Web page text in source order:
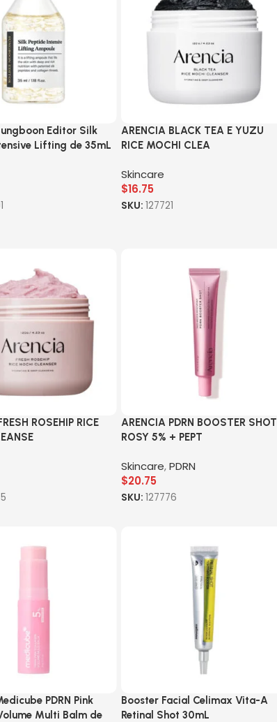
Editor Silk
Lifting de 35mL
ARENCIA BLACK TEA E YUZU
RICE MOCHI CLEA
Skincare
$16.75
SKU: 127721
ROSEHIP RICE
ARENCIA PDRN BOOSTER SHOT
ROSY 5% + PEPT
Skincare, PDRN
$20.75
SKU: 127776
PDRN Pink
Multi Balm de
Booster Facial Celimax Vita-A
Retinal Shot 30mL